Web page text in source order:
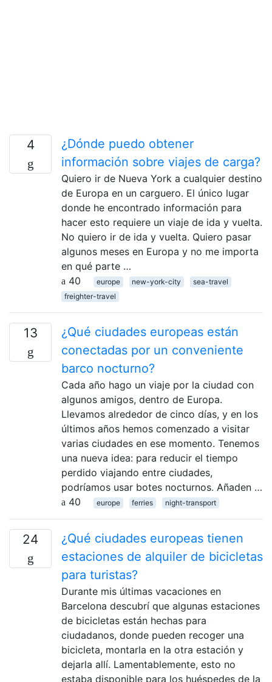
4
¿Dónde puedo obtener
información sobre viajes de carga?
Quiero ir de Nueva York a cualquier destino
de Europa en un carguero. El único lugar
donde he encontrado información para
hacer esto requiere un viaje de ida y vuelta.
No quiero ir de ida y vuelta. Quiero pasar
algunos meses en Europa y no me importa
en qué parte …
40
europe new-york-city
sea-travel
freighter-travel
13
¿Qué ciudades europeas están
conectadas por un conveniente
barco nocturno?
Cada año hago un viaje por la ciudad con
algunos amigos, dentro de Europa.
Llevamos alrededor de cinco días, y en los
últimos años hemos comenzado a visitar
varias ciudades en ese momento. Tenemos
una nueva idea: para reducir el tiempo
perdido viajando entre ciudades,
podríamos usar botes nocturnos. Añaden …
40
europe ferries night-transport
24
¿Qué ciudades europeas tienen
estaciones de alquiler de bicicletas
para turistas?
Durante mis últimas vacaciones en
Barcelona descubrí que algunas estaciones
de bicicletas están hechas para
ciudadanos, donde pueden recoger una
bicicleta, montarla en la otra estación y
dejarla allí. Lamentablemente, esto no
estaba disponible para los huéspedes de la